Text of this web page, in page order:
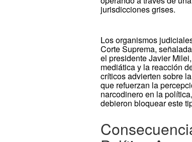
jurisdicciones grises.
Los organismos
Corte Suprema,
el presidente Javier
mediática y la reacción
críticos advierten sobre
que refuerzan la
narcodinero en la
debieron bloquear este